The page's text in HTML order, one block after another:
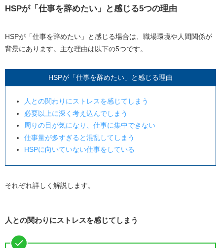
必要以上に深く考え込んでしまう
仕事量が多すぎると混乱してしまう
HSPに向いていない仕事をしている
HSPが仕事を辞めたいのに辞められない原因
責任を感じて言い出せない
上司から怒られるのが怖い
次の仕事を見つけられる自信がない
HSPが無理に仕事を続けると現れる限界のサイン
ミスを連発してしまう
モチベーションが低下する
仕事が手につかない
HSPが仕事を辞めたら得られるメリット
HSPが「仕事を辞めたい」と感じる5つの理由
HSPが「仕事を辞めたい」と感じる場合は、職場環境や人間関係が
背景にあります。主な理由は以下の5つです。
HSPが「仕事を辞めたい」と感じる理由
人との関わりにストレスを感じてしまう
必要以上に深く考え込んでしまう
周りの目が気になり、仕事に集中できない
仕事量が多すぎると混乱してしまう
HSPに向いていない仕事をしている
それぞれ詳しく解説します。
人との関わりにストレスを感じてしまう